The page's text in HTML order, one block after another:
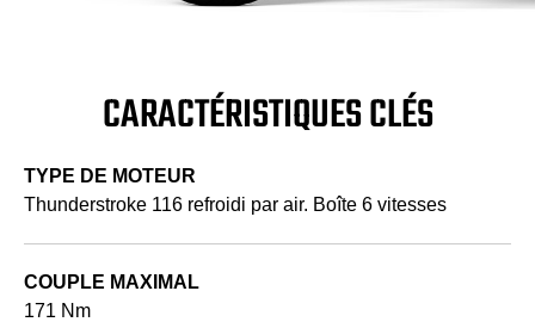
CARACTÉRISTIQUES CLÉS
TYPE DE MOTEUR
Thunderstroke 116 refroidi par air. Boîte 6 vitesses
COUPLE MAXIMAL
171 Nm